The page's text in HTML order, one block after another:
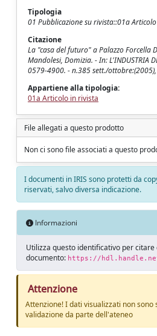
Tipologia
01 Pubblicazione su rivista::01a
Citazione
La "casa del futuro" a Palazzo Forcella
Mandolesi, Domizia. - In: L'INDUSTRIA
0579-4900. - n.385 sett./
Appartiene alla tipologia:
01a Articolo in rivista
File allegati a questo prodotto
Non ci sono file associati a questo
I documenti in IRIS sono protetti da
riservati, salvo diversa indicazione.
Informazioni
Utilizza questo identificativo per
documento: https://
Attenzione
Attenzione! I dati visualizzati non sono
validazione da parte dell'ateneo